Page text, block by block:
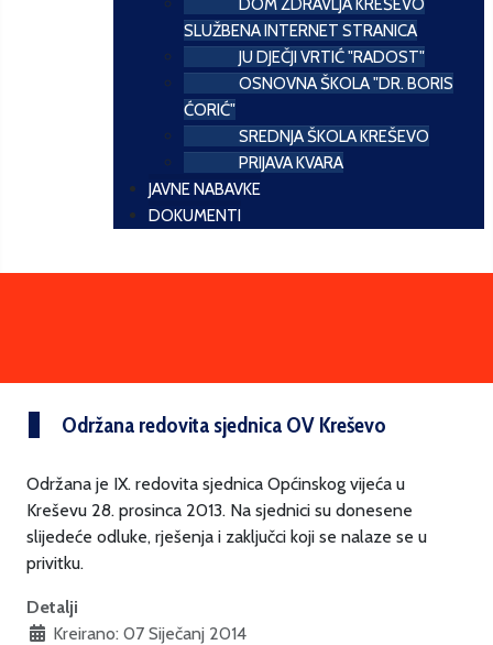
DOM ZDRAVLJA KREŠEVO
SLUŽBENA INTERNET STRANICA
JU DJEČJI VRTIĆ "RADOST"
OSNOVNA ŠKOLA "DR. BORIS
ĆORIĆ"
SREDNJA ŠKOLA KREŠEVO
PRIJAVA KVARA
JAVNE NABAVKE
DOKUMENTI
Održana redovita sjednica OV Kreševo
Održana je IX. redovita sjednica Općinskog vijeća u
Kreševu 28. prosinca 2013. Na sjednici su donesene
slijedeće odluke, rješenja i zaključci koji se nalaze se u
privitku.
Detalji
Kreirano: 07 Siječanj 2014